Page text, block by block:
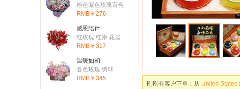
刚刚有客户下单：从Australia (澳
刚刚有客户下单：从 United States
粉色紫色玫瑰百合
RMB￥276
感恩陪伴
红玫瑰 红康 花篮
RMB￥317
温暖如初
各色玫瑰 绣球
RMB￥345